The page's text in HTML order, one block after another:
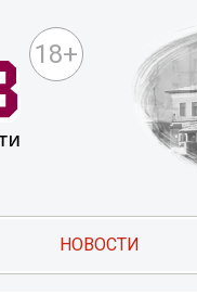
18+
НОВОСТИ